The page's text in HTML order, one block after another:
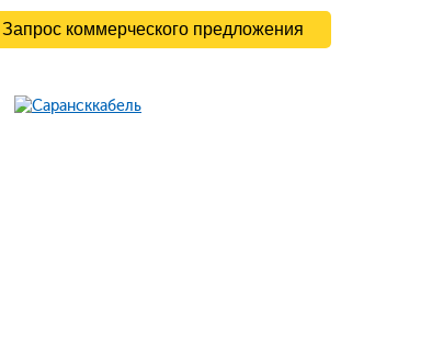
Запрос коммерческого предложения